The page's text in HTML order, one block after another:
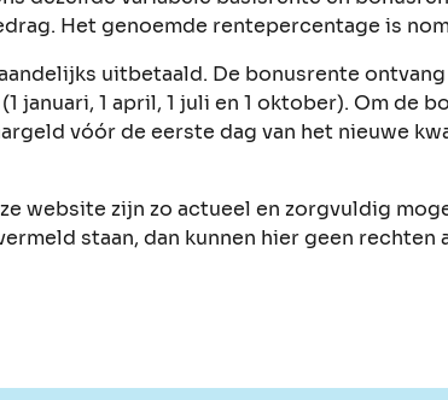
Het genoemde rentepercentage is
uitbetaald. De bonusrente ontvang
januari, 1 april, 1 juli en 1 oktober). Om de
vóór de eerste dag van het nieuwe
website zijn zo actueel en zorgvuldig
staan, dan kunnen hier geen rechten